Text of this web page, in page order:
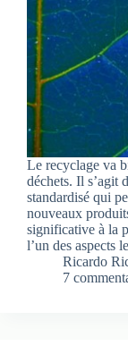
Le recyclage va
déchets. Il s’agit
standardisé qui
nouveaux
significative à la
l’un des aspects
Ricardo
7